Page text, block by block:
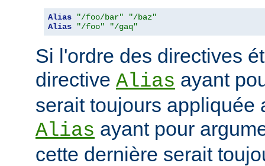
Alias "/foo/bar"
"/baz"
Alias
"/foo" "/gaq"
Si l'ordre des directives
directive Alias ayant
serait toujours appliquée
Alias ayant pour
cette dernière serait